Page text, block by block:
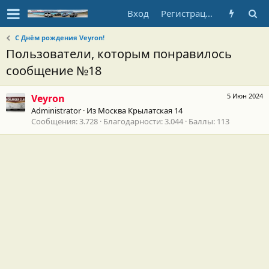
Вход Регистрация
С Днём рождения Veyron!
Пользователи, которым понравилось
сообщение №18
5 Июн 2024
Veyron
Administrator · Из Москва Крылатская 14
Сообщения 3.728 Благодарности 3.044 Баллы 113